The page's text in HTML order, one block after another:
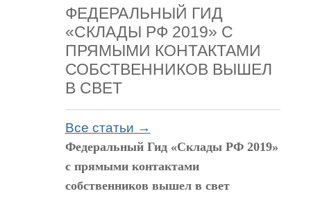
ФЕДЕРАЛЬНЫЙ ГИД
«СКЛАДЫ РФ 2019» С
ПРЯМЫМИ КОНТАКТАМИ
СОБСТВЕННИКОВ ВЫШЕЛ
В СВЕТ
Все статьи →
Федеральный Гид «Склады РФ 2019»
с прямыми контактами
собственников вышел в свет